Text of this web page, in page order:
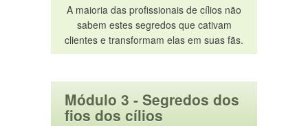
A maioria das profissionais de cílios não
sabem estes segredos que cativam
clientes e transformam elas em suas fãs.
Módulo 3 - Segredos dos
fios dos cílios